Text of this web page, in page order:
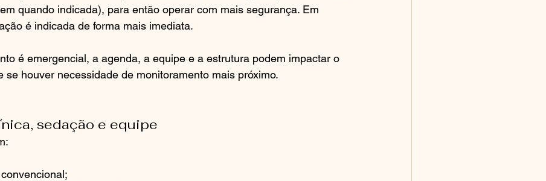
quando indicada), para então operar com mais segurança. Em
é indicada de forma mais imediata.
é emergencial, a agenda, a equipe e a estrutura podem impactar o
se houver necessidade de monitoramento mais próximo.
sedação e equipe